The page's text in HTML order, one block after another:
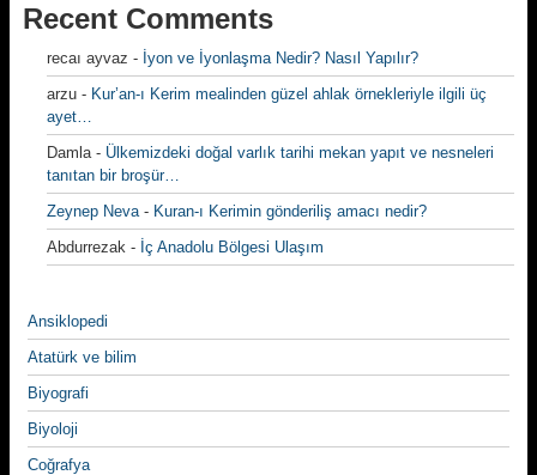
Recent Comments
recaı ayvaz - İyon ve İyonlaşma Nedir? Nasıl Yapılır?
arzu - Kur’an-ı Kerim mealinden güzel ahlak örnekleriyle ilgili üç
ayet…
Damla- Ülkemizdeki doğal varlık tarihi mekan yapıt ve nesneleri
tanıtan bir broşür…
Zeynep Neva- Kuran-ı Kerimin gönderiliş amacı nedir?
Abdurrezak - İç Anadolu Bölgesi Ulaşım
Ansiklopedi
Atatürk ve bilim
Biyografi
Biyoloji
Coğrafya